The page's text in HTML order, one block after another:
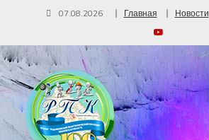
07.08.2026 Главная Новости